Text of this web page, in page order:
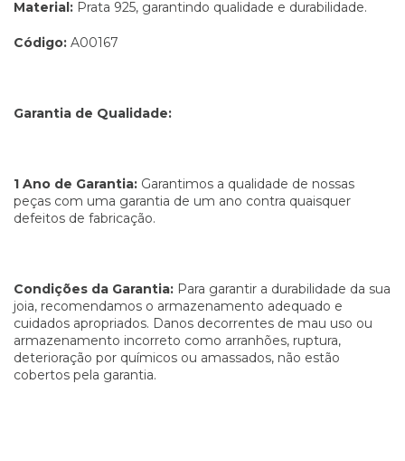
Material: Prata 925, garantindo qualidade e durabilidade.
Código: A00167
Garantia de Qualidade:
1 Ano de Garantia: Garantimos a qualidade de nossas
peças com uma garantia de um ano contra quaisquer
defeitos de fabricação.
Condições da Garantia: Para garantir a durabilidade da sua
joia, recomendamos o armazenamento adequado e
cuidados apropriados. Danos decorrentes de mau uso ou
armazenamento incorreto como arranhões, ruptura,
deterioração por químicos ou amassados, não estão
cobertos pela garantia.